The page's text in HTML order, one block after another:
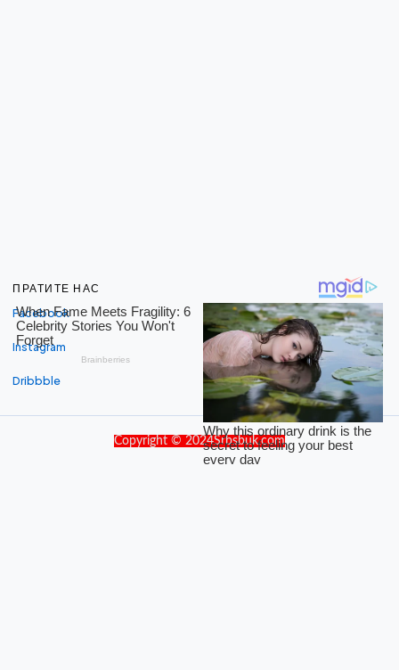
ПРАТИТЕ НАС
Facebook
Instagram
Dribbble
Copyright © 2024Srbsbuk.com